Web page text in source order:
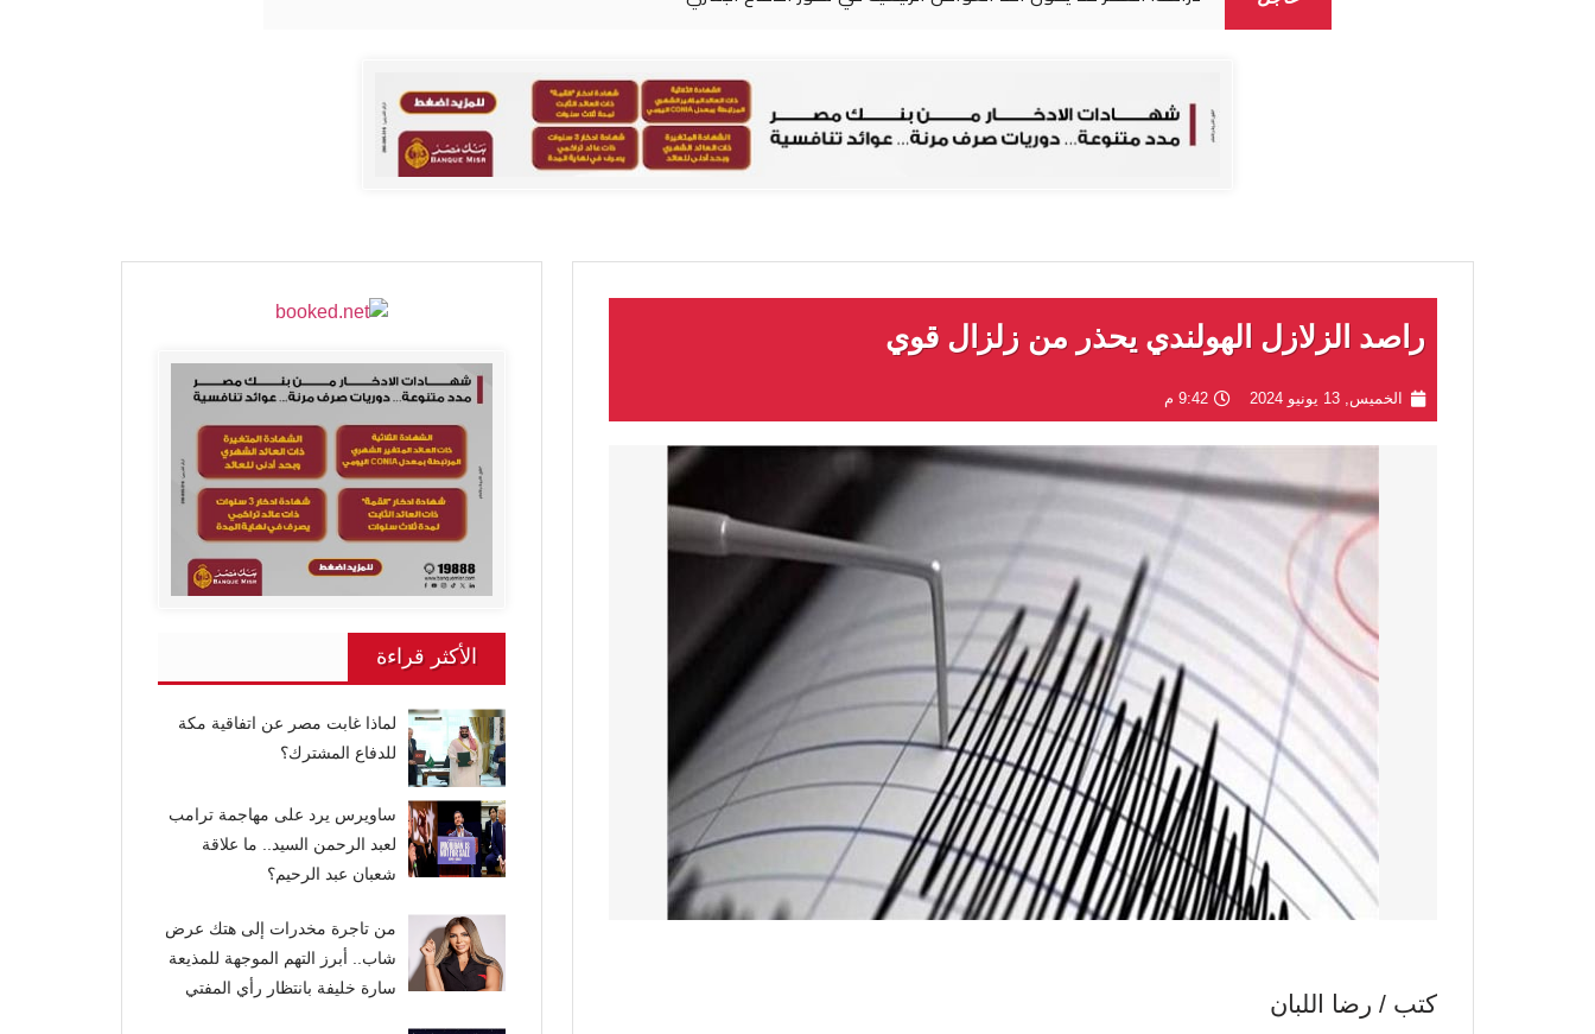
راصد الزلازل الهولندي يحذر من زلزال قوي
الخميس, 13 يونيو 2024 9:42 م
كتب / رضا اللبان
الأكثر قراءة
لماذا غابت مصر عن اتفاقية مكة
للدفاع المشترك؟
ساويرس يرد على مهاجمة ترامب
لعبد الرحمن السيد.. ما علاقة
شعبان عبد الرحيم؟
من تاجرة مخدرات إلى هتك عرض
شاب.. أبرز التهم الموجهة للمذيعة
سارة خليفة بانتظار رأي المفتي